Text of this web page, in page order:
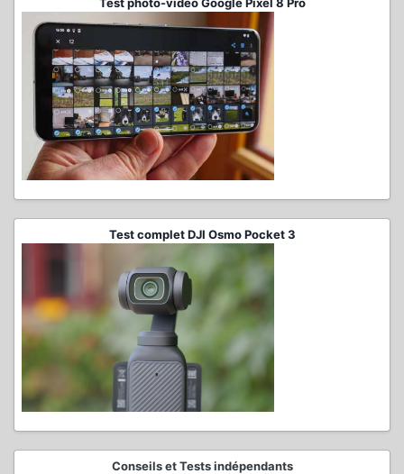
Test complet DJI Osmo Pocket 3
Conseils et Tests indépendants